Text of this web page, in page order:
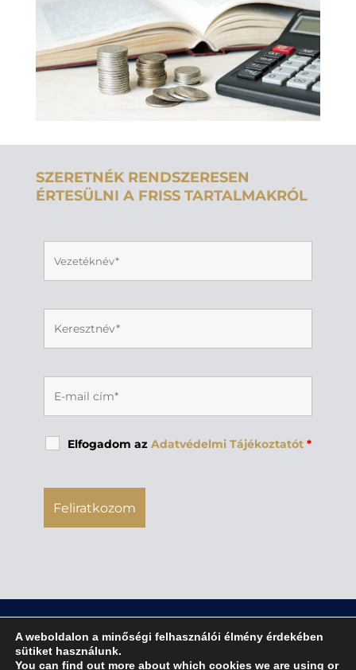
SZERETNÉK RENDSZERESEN
ÉRTESÜLNI A FRISS TARTALMAKRÓL
Elfogadom az Adatvédelmi Tájékoztatót *
A weboldalon a minőségi felhasználói élmény érdekében
sütiket használunk.
You can find out more about which cookies we are using or